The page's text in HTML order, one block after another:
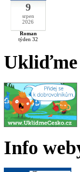
9
srpen
2026
Roman
týden 32
Ukliďme
Info